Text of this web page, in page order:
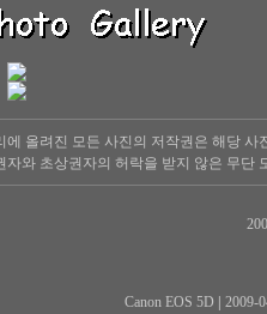
에 올려진 모든 사진의 저작권은 해당
자와 초상권자의 허락을 받지 않은 무단
Canon EOS 5D
2009-